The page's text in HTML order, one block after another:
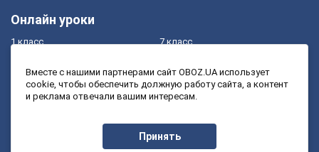
Онлайн уроки
1 класс
3 класс
7 класс
9 класс
Вместе с нашими партнерами сайт OBOZ.UA использует
cookie, чтобы обеспечить должную работу сайта, а контент
и реклама отвечали вашим интересам.
Принять